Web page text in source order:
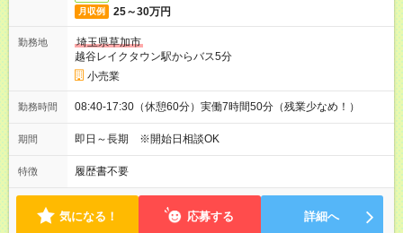
月収例 25～30万円
勤務地
埼玉県草加市
越谷レイクタウン駅からバス5分
小売業
勤務時間 08:40-17:30（休憩60分）実働7時間50分（残業少なめ！）
期間 即日～長期 ※開始日相談OK
特徴 履歴書不要
気になる！ 応募する 詳細へ